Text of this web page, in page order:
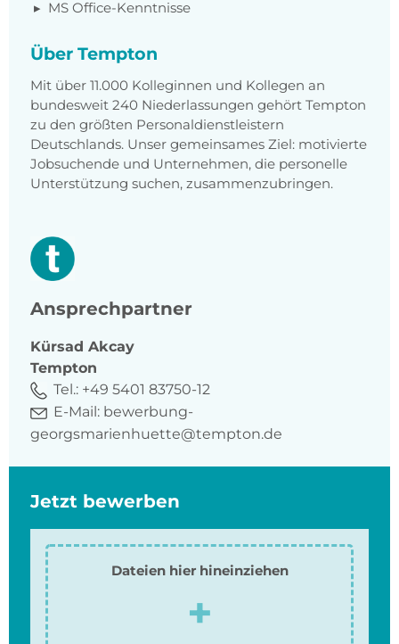
MS Office-Kenntnisse
Über Tempton
Mit über 11.000 Kolleginnen und Kollegen an
bundesweit 240 Niederlassungen gehört Tempton
zu den größten Personaldienstleistern
Deutschlands. Unser gemeinsames Ziel: motivierte
Jobsuchende und Unternehmen, die personelle
Unterstützung suchen, zusammenzubringen.
Ansprechpartner
Kürsad Akcay
Tempton
Tel.: +49 5401 83750-12
E-Mail: bewerbung-
georgsmarienhuette@tempton.de
Jetzt bewerben
Dateien hier hineinziehen